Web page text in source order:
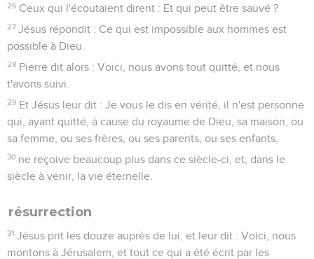
26 Ceux qui l'écoutaient dirent : Et qui peut être sauvé ?
27 Jésus répondit : Ce qui est impossible aux hommes est
possible à Dieu.
28 Pierre dit alors : Voici, nous avons tout quitté, et nous
t'avons suivi.
29 Et Jésus leur dit : Je vous le dis en vérité, il n'est personne
qui, ayant quitté, à cause du royaume de Dieu, sa maison, ou
sa femme, ou ses frères, ou ses parents, ou ses enfants,
30 ne reçoive beaucoup plus dans ce siècle-ci, et, dans le
siècle à venir, la vie éternelle.
résurrection
31 Jésus prit les douze auprès de lui, et leur dit : Voici, nous
montons à Jérusalem, et tout ce qui a été écrit par les